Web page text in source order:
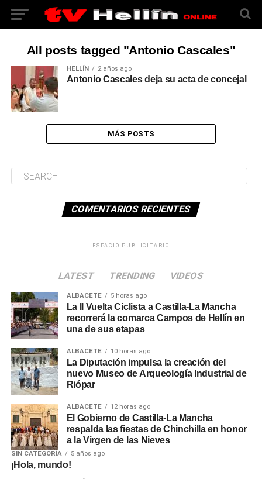
All posts tagged "Antonio Cascales"
HELLÍN 2 años ago
Antonio Cascales deja su acta de concejal
MÁS POSTS
COMENTARIOS RECIENTES
ESPACIO PUBLICITARIO
LATEST TRENDING VIDEOS
ALBACETE 5 horas ago
La II Vuelta Ciclista a Castilla-La Mancha
recorrerá la comarca Campos de Hellín en
una de sus etapas
ALBACETE 10 horas ago
La Diputación impulsa la creación del
nuevo Museo de Arqueología Industrial de
Riópar
ALBACETE 12 horas ago
El Gobierno de Castilla-La Mancha
respalda las fiestas de Chinchilla en honor
a la Virgen de las Nieves
SIN CATEGORÍA 5 años ago
¡Hola, mundo!